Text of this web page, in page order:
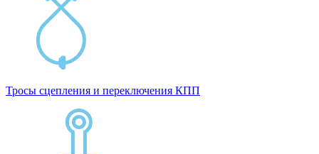
Тросы сцепления и переключения КПП